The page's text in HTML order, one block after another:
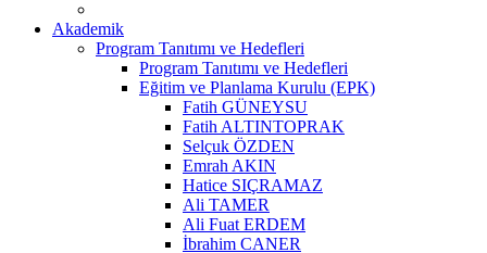
Akademik
Program Tanıtımı ve Hedefleri
Program Tanıtımı ve Hedefleri
Eğitim ve Planlama Kurulu (EPK)
Fatih GÜNEYSU
Fatih ALTINTOPRAK
Selçuk ÖZDEN
Emrah AKIN
Hatice SIÇRAMAZ
Ali TAMER
Ali Fuat ERDEM
İbrahim CANER